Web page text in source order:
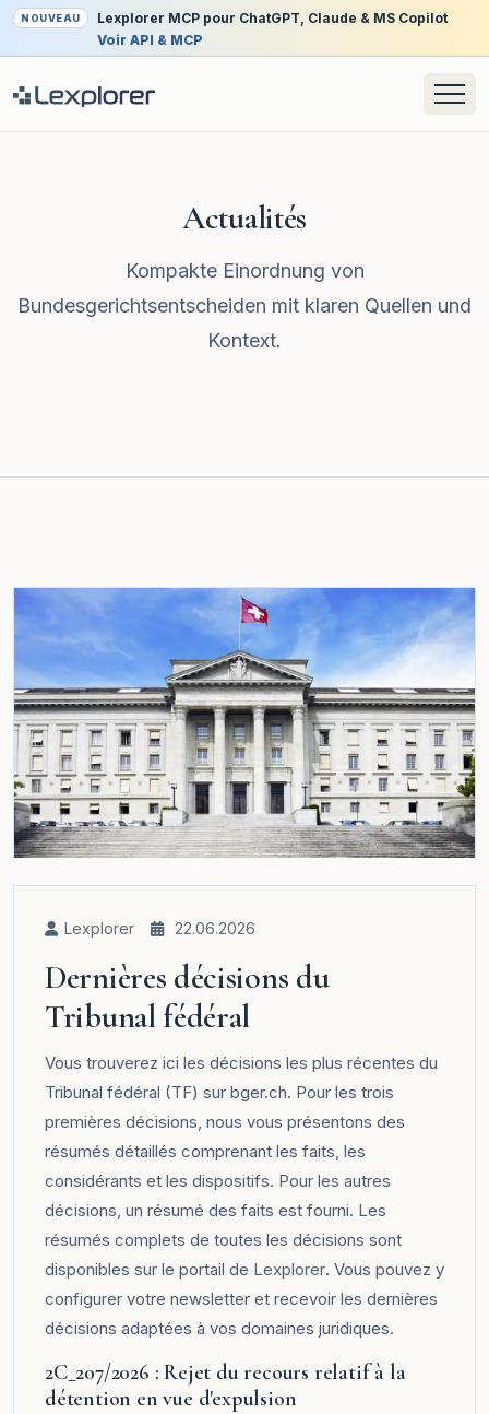
NOUVEAU
Lexplorer MCP pour ChatGPT, Claude & MS Copilot
Voir API & MCP
Actualités
Kompakte Einordnung von
Bundesgerichtsentscheiden mit klaren Quellen und
Kontext.
Lexplorer 22.06.2026
Dernières décisions du
Tribunal fédéral
Vous trouverez ici les décisions les plus récentes du
Tribunal fédéral (TF) sur bger.ch. Pour les trois
premières décisions, nous vous présentons des
résumés détaillés comprenant les faits, les
considérants et les dispositifs. Pour les autres
décisions, un résumé des faits est fourni. Les
résumés complets de toutes les décisions sont
disponibles sur le portail de Lexplorer. Vous pouvez y
configurer votre newsletter et recevoir les dernières
décisions adaptées à vos domaines juridiques.
2C_207/2026 : Rejet du recours relatif à la
détention en vue d'expulsion